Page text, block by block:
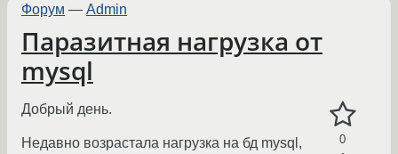
Форум — Admin
Паразитная нагрузка от
mysql
0
Добрый день.
Недавно возрастала нагрузка на бд mysql,